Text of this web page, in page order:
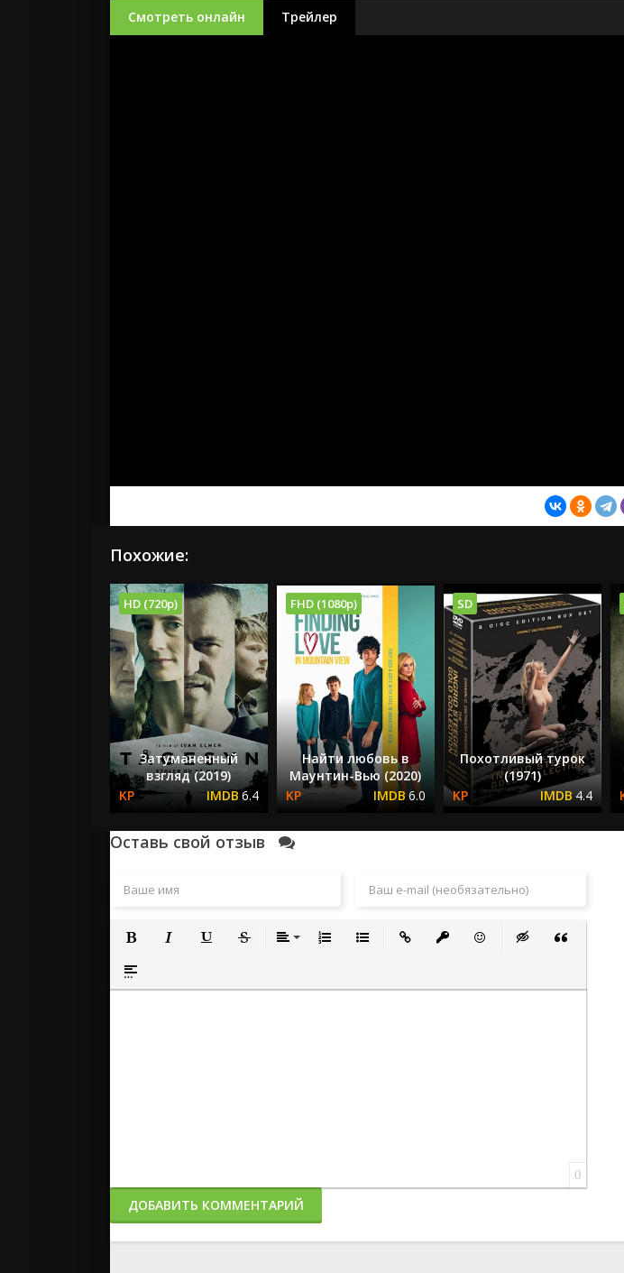
Смотреть онлайн Трейлер
Похожие:
HD (720p)
Затуманенный
взгляд (2019)
6.4
FHD (1080p)
Найти любовь в
Маунтин-Вью (2020)
6.0
SD
Похотливый турок
(1971)
4.4
Оставь свой отзыв
Вставка спойлера
0
ДОБАВИТЬ КОММЕНТАРИЙ